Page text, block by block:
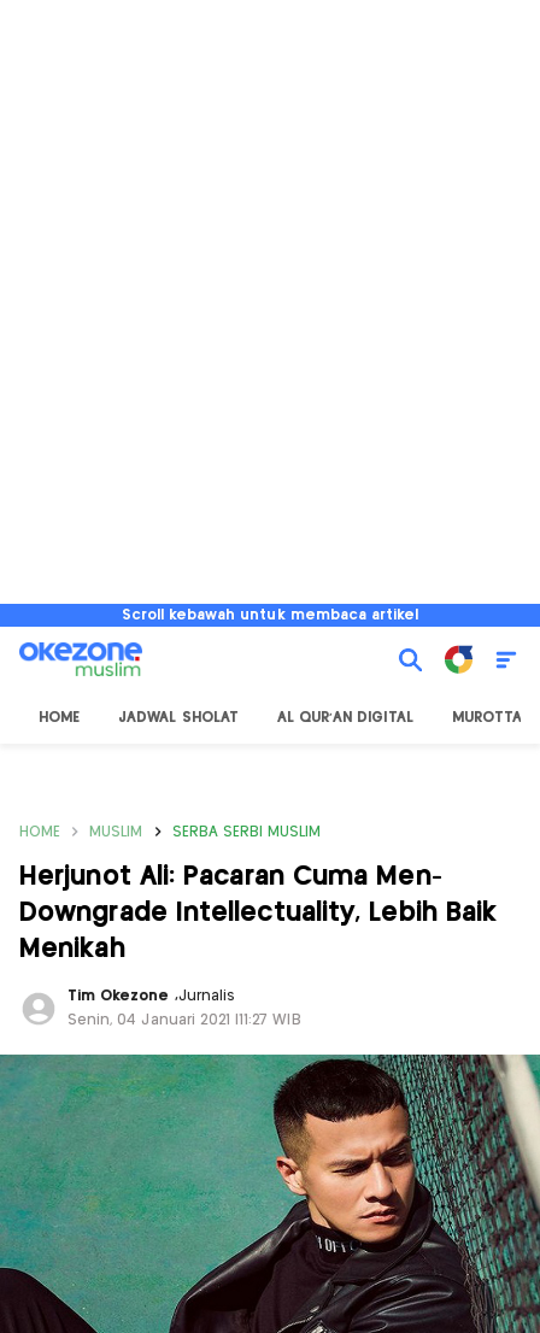
Scroll kebawah untuk membaca artikel
HOME JADWAL SHOLAT AL QUR'AN DIGITAL MUROTTAL
HOME MUSLIM SERBA SERBI MUSLIM
Herjunot Ali: Pacaran Cuma Men-
Downgrade Intellectuality, Lebih Baik
Menikah
Tim Okezone ,Jurnalis
Senin, 04 Januari 2021 |11:27 WIB